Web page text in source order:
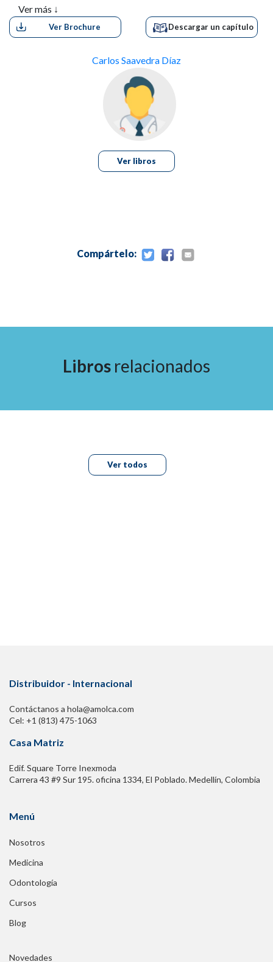
Ver Brochure Descargar un capítulo
Carlos Saavedra Díaz
Ver libros
Compártelo:
Ver más ↓
Libros relacionados
Ver todos
Distribuidor - Internacional
Contáctanos a hola@amolca.com
Cel: +1 (813) 475-1063
Casa Matriz
Edif. Square Torre Inexmoda
Carrera 43 #9 Sur 195. oficina 1334, El Poblado. Medellín, Colombia
Menú
Nosotros
Medicina
Odontología
Cursos
Blog
Novedades